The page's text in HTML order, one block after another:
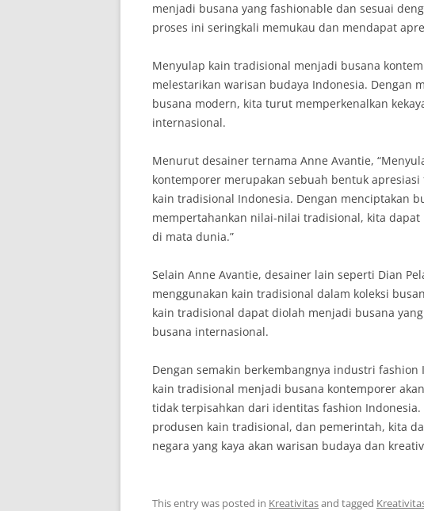
menjadi busana yang fashionable dan sesuai
proses ini seringkali memukau dan mendapat
Menyulap kain tradisional menjadi busana
melestarikan warisan budaya Indonesia. Dengan
busana modern, kita turut memperkenalkan
internasional.
Menurut desainer ternama Anne Avantie,
kontemporer merupakan sebuah bentuk
kain tradisional Indonesia. Dengan menciptakan
mempertahankan nilai-nilai tradisional, kita
di mata dunia.”
Selain Anne Avantie, desainer lain seperti Dian
menggunakan kain tradisional dalam koleksi
kain tradisional dapat diolah menjadi busana
busana internasional.
Dengan semakin berkembangnya industri
kain tradisional menjadi busana kontemporer
tidak terpisahkan dari identitas fashion
produsen kain tradisional, dan pemerintah, kita
negara yang kaya akan warisan budaya dan
This entry was posted in Kreativitasand tagged